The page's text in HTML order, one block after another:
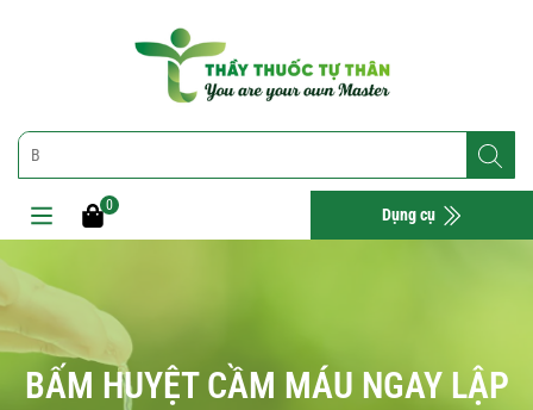
0 Dụng cụ
BẤM HUYỆT CẦM MÁU NGAY LẬP